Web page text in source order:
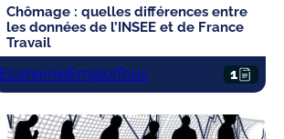
Chômage : quelles différences entre
les données de l’INSEE et de France
Travail
EconomieEmploiTous 1